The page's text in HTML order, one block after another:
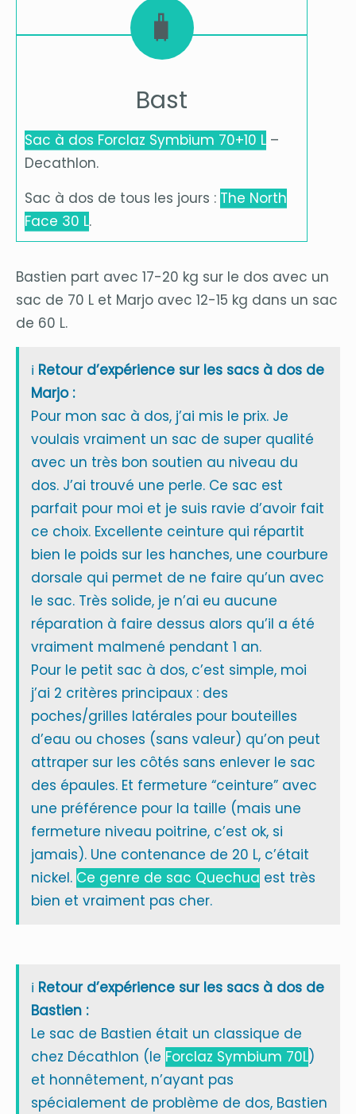
🧳
Bast
Sac à dos Forclaz Symbium 70+10 L –
Decathlon.
Sac à dos de tous les jours : The North
Face 30 L.
Bastien part avec 17-20 kg sur le dos avec un
sac de 70 L et Marjo avec 12-15 kg dans un sac
de 60 L.
ℹ️ Retour d’expérience sur les sacs à dos de
Marjo :
Pour mon sac à dos, j’ai mis le prix. Je
voulais vraiment un sac de super qualité
avec un très bon soutien au niveau du
dos. J’ai trouvé une perle. Ce sac est
parfait pour moi et je suis ravie d’avoir fait
ce choix. Excellente ceinture qui répartit
bien le poids sur les hanches, une courbure
dorsale qui permet de ne faire qu’un avec
le sac. Très solide, je n’ai eu aucune
réparation à faire dessus alors qu’il a été
vraiment malmené pendant 1 an.
Pour le petit sac à dos, c’est simple, moi
j’ai 2 critères principaux : des
poches/grilles latérales pour bouteilles
d’eau ou choses (sans valeur) qu’on peut
attraper sur les côtés sans enlever le sac
des épaules. Et fermeture “ceinture” avec
une préférence pour la taille (mais une
fermeture niveau poitrine, c’est ok, si
jamais). Une contenance de 20 L, c’était
nickel. Ce genre de sac Quechua est très
bien et vraiment pas cher.
ℹ️ Retour d’expérience sur les sacs à dos de
Bastien :
Le sac de Bastien était un classique de
chez Décathlon (le Forclaz Symbium 70L)
et honnêtement, n’ayant pas
spécialement de problème de dos, Bastien